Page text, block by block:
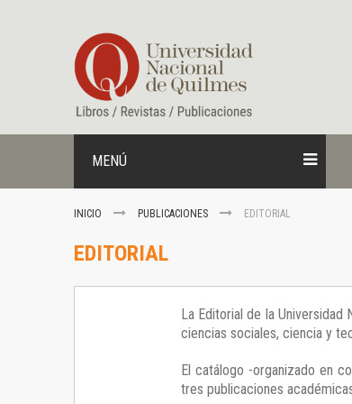
contenido
MENÚ
INICIO PUBLICACIONES EDITORIAL
EDITORIAL
La Editorial de la
ciencias sociales, ciencia y
El catálogo -organizado en
tres publicaciones